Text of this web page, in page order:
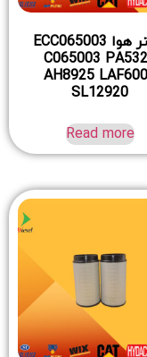
فیلتر هوا ECC065003
C065003
AH8925
SL12920
Read more